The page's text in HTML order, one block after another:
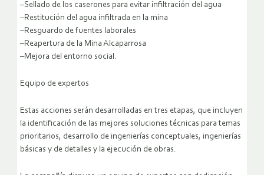
–Sellado de los caserones para evitar infiltración del agua
–Restitución del agua infiltrada en la mina
–Resguardo de fuentes laborales
–Reapertura de la Mina Alcaparrosa
–Mejora del entorno social.
Equipo de expertos
Estas acciones serán desarrolladas en tres etapas, que incluyen
la identificación de las mejores soluciones técnicas para temas
prioritarios, desarrollo de ingenierías conceptuales, ingenierías
básicas y de detalles y la ejecución de obras.